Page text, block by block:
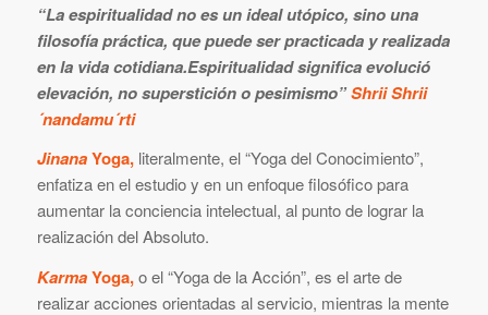
“La espiritualidad no es un ideal utópico, sino una
filosofía práctica, que puede ser practicada y realizada
en la vida cotidiana.Espiritualidad significa evolució
elevación, no superstición o pesimismo” Shrii Shrii
´nandamu´rti
JinanaYoga,literalmente, el “Yoga del Conocimiento”,
enfatiza en el estudio y en un enfoque filosófico para
aumentar la conciencia intelectual, al punto de lograr la
realización del Absoluto.
KarmaYoga,o el “Yoga de la Acción”, es el arte de
realizar acciones orientadas al servicio, mientras la mente